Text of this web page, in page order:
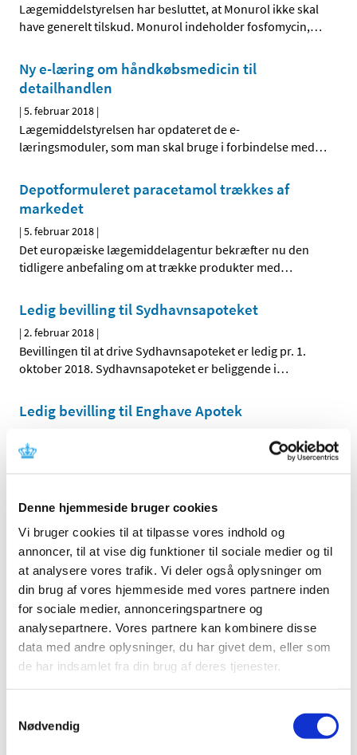
Denne hjemmeside bruger cookies
Vi bruger cookies til at tilpasse vores indhold og
annoncer, til at vise dig funktioner til sociale medier og til
at analysere vores trafik. Vi deler også oplysninger om
din brug af vores hjemmeside med vores partnere inden
for sociale medier, annonceringspartnere og
analysepartnere. Vores partnere kan kombinere disse
data med andre oplysninger, du har givet dem, eller som
de har indsamlet fra din brug af deres tjenester.
Nødvendig
Lægemiddelstyrelsen har besluttet, at Monurol ikke skal
have generelt tilskud. Monurol indeholder fosfomycin,…
Ny e-læring om håndkøbsmedicin til
detailhandlen
|5. februar 2018 |
Lægemiddelstyrelsen har opdateret de e-
læringsmoduler, som man skal bruge i forbindelse med…
Depotformuleret paracetamol trækkes af
markedet
|5. februar 2018 |
Det europæiske lægemiddelagentur bekræfter nu den
tidligere anbefaling om at trække produkter med…
Ledig bevilling til Sydhavnsapoteket
|2. februar 2018 |
Bevillingen til at drive Sydhavnsapoteket er ledig pr. 1.
oktober 2018. Sydhavnsapoteket er beliggende i…
Ledig bevilling til Enghave Apotek
Bevillingen til at drive Enghave Apotek er ledig pr. 1.
oktober 2018. Enghave Apotek er beliggende i…
Ledig bevilling til Ribe Apotek
|1. februar 2018|
Bevillingen til at drive Ribe Apotek er ledig pr. 1. oktober
2018. Ribe Apotek er beliggende i postnummer 6760.
Ledig bevilling til Galten Apotek
|1. februar 2018|
Bevillingen til at drive Galten Apotek er ledig pr. 1. juli
2018. Galten Apotek er beliggende i postnummer 8464.
Storbritannien til Danmark